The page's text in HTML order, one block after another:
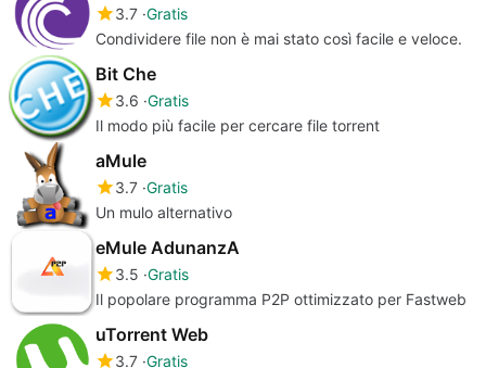
3.7 Gratis
Condividere file non è mai stato così facile e veloce.
Bit Che
3.6 Gratis
Il modo più facile per cercare file torrent
aMule
3.7 Gratis
Un mulo alternativo
eMule AdunanzA
3.5 Gratis
Il popolare programma P2P ottimizzato per Fastweb
uTorrent Web
3.7 Gratis